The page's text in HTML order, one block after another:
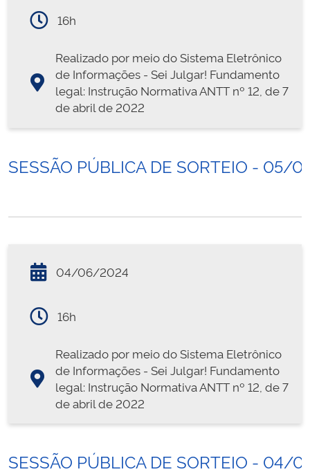
16h
Realizado por meio do Sistema Eletrônico
de Informações - Sei Julgar! Fundamento
legal: Instrução Normativa ANTT nº 12, de 7
de abril de 2022
SESSÃO PÚBLICA DE SORTEIO - 05/
04/06/2024
16h
Realizado por meio do Sistema Eletrônico
de Informações - Sei Julgar! Fundamento
legal: Instrução Normativa ANTT nº 12, de 7
de abril de 2022
SESSÃO PÚBLICA DE SORTEIO - 04/